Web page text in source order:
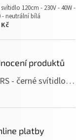
svítidlo 120cm - 230V - 40W -
- neutrální bílá
Kč
produktů
LED panel MARS - černé svítidlo SLIM - 120cm - 36W - 230V - 3600Lm - neutrální bílá
je 5 z 5 hvězdiček.
platby